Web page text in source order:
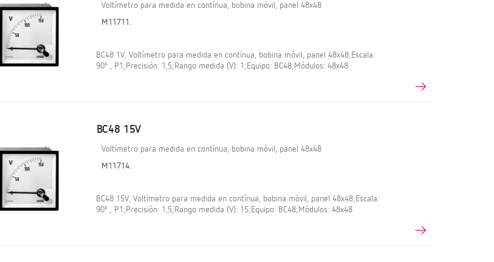
Voltímetro para medida en contínua, bobina móvil, panel 48x48
M11711.
BC48 1V, Voltímetro para medida en contínua, bobina móvil, panel 48x48;Escala:
90º , P1;Precisión: 1,5;Rango medida (V): 1;Equipo: BC48;Módulos: 48x48
BC48 15V
Voltímetro para medida en contínua, bobina móvil, panel 48x48
M11714.
BC48 15V, Voltímetro para medida en contínua, bobina móvil, panel 48x48;Escala:
90º , P1;Precisión: 1,5;Rango medida (V): 15;Equipo: BC48;Módulos: 48x48